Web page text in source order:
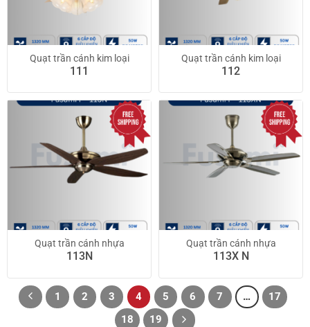
Quạt trần cánh kim loại
111
Quạt trần cánh kim loại
112
Quạt trần cánh nhựa
113N
Quạt trần cánh nhựa
113X N
1 2 3 4 5 6 7 …
17
18
19